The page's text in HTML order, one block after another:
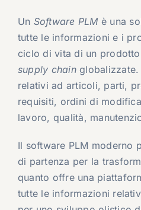
Un Software PLM è una
tutte le informazioni e i
ciclo di vita di un
supply chainglobalizzate.
relativi ad articoli, parti,
requisiti, ordini di
lavoro, qualità,
Il software PLM moderno
di partenza per la
quanto offre una
tutte le informazioni